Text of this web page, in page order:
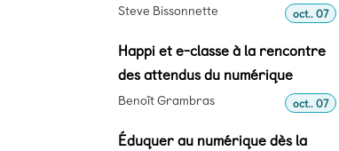
Steve Bissonnette oct.. 07
Happi et e-classe à la rencontre
des attendus du numérique
Benoît Grambras oct.. 07
Éduquer au numérique dès la